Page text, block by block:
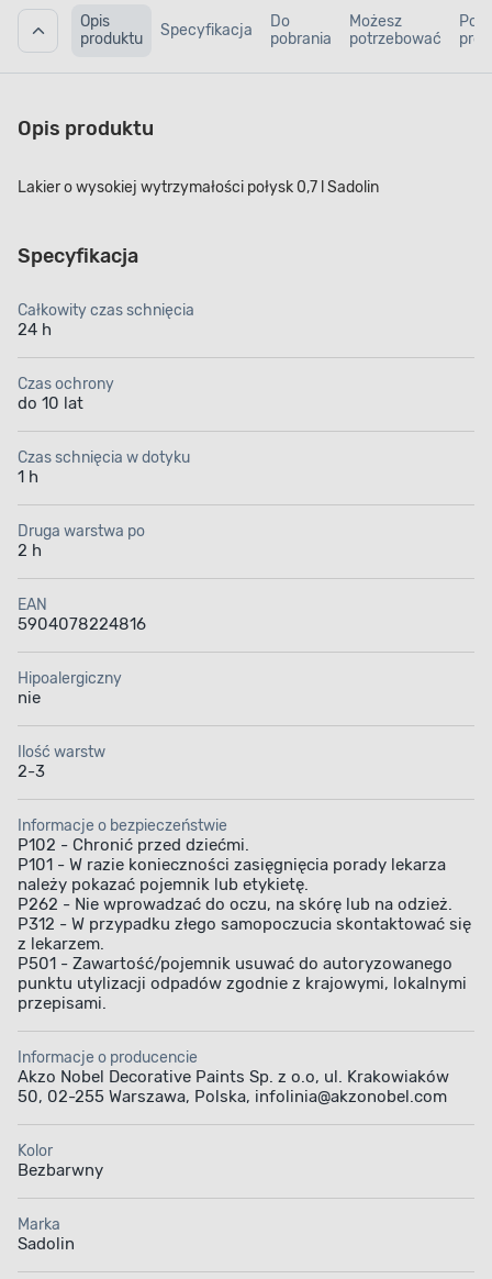
Opis
produktu
Specyfikacja
Do
pobrania
Możesz
potrzebować
Opis produktu
Lakier o wysokiej wytrzymałości połysk 0,7 l Sadolin
Specyfikacja
Całkowity czas schnięcia
24 h
Czas ochrony
do 10 lat
Czas schnięcia w dotyku
1 h
Druga warstwa po
2 h
EAN
5904078224816
Hipoalergiczny
nie
Ilość warstw
2-3
Informacje o bezpieczeństwie
P102 - Chronić przed dziećmi.
P101 - W razie konieczności zasięgnięcia porady lekarza
należy pokazać pojemnik lub etykietę.
P262 - Nie wprowadzać do oczu, na skórę lub na odzież.
P312 - W przypadku złego samopoczucia skontaktować się
z lekarzem.
P501 - Zawartość/pojemnik usuwać do autoryzowanego
punktu utylizacji odpadów zgodnie z krajowymi, lokalnymi
przepisami.
Informacje o producencie
Akzo Nobel Decorative Paints Sp. z o.o, ul. Krakowiaków
50, 02-255 Warszawa, Polska, infolinia@akzonobel.com
Kolor
Bezbarwny
Marka
Sadolin